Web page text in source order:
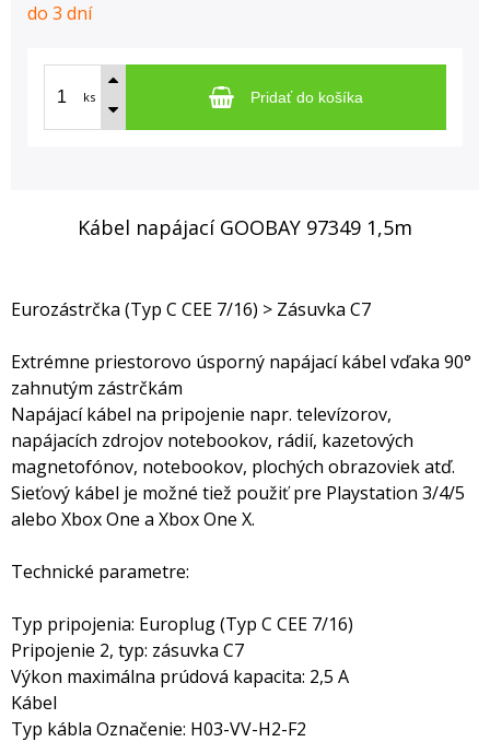
do 3 dní
ks Pridať do košíka
Kábel napájací GOOBAY 97349 1,5m
Eurozástrčka (Typ C CEE 7/16) > Zásuvka C7
Extrémne priestorovo úsporný napájací kábel vďaka 90°
zahnutým zástrčkám
Napájací kábel na pripojenie napr. televízorov,
napájacích zdrojov notebookov, rádií, kazetových
magnetofónov, notebookov, plochých obrazoviek atď.
Sieťový kábel je možné tiež použiť pre Playstation 3/4/5
alebo Xbox One a Xbox One X.
Technické parametre:
Typ pripojenia: Europlug (Typ C CEE 7/16)
Pripojenie 2, typ: zásuvka C7
Výkon maximálna prúdová kapacita: 2,5 A
Kábel
Typ kábla Označenie: H03-VV-H2-F2